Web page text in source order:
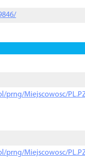
Miejscowosc/
Miejscowosc/